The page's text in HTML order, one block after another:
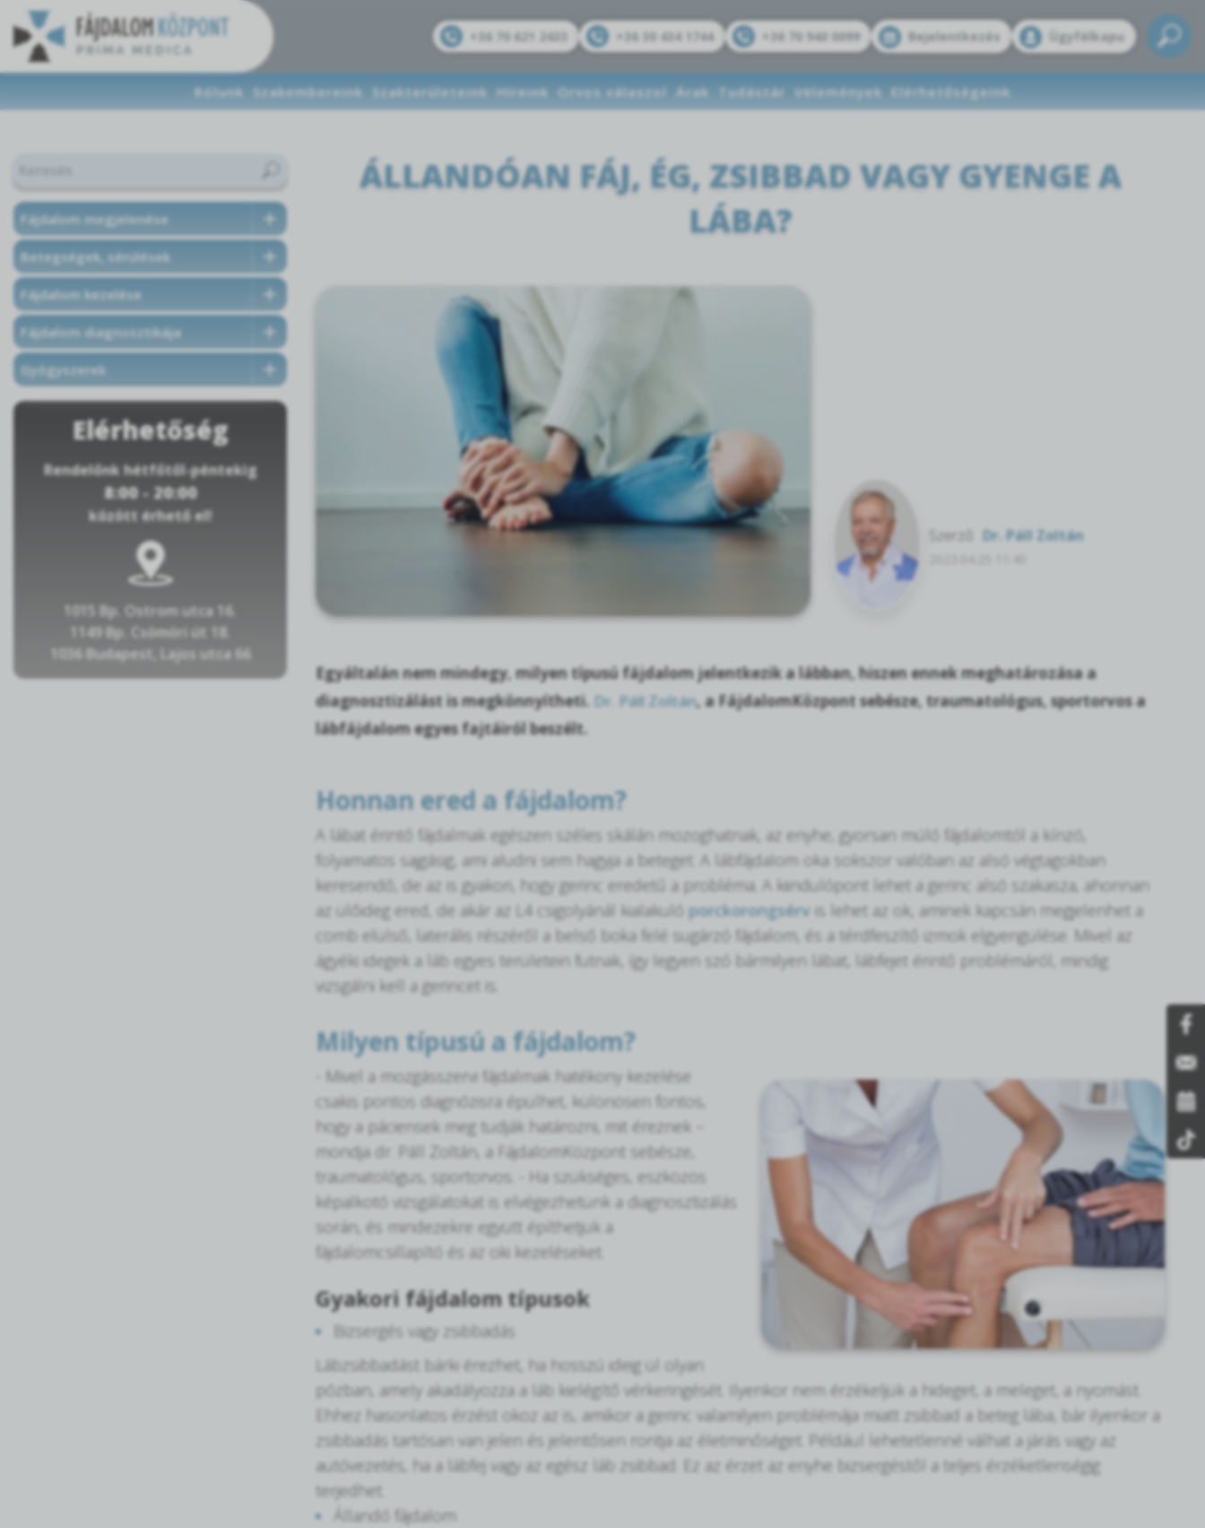
+36 70 621 2433 +36 30 434 1744 +36 70 940 0099 Bejelentkezés Ügyfélkapu
Rólunk Szakembereink Szakterületeink Híreink Orvos válaszol Árak Tudástár Vélemények Elérhetőségeink
Fájdalom megjelenése
Betegségek, sérülések
Fájdalom kezelése
Fájdalom diagnosztikája
Gyógyszerek
Elérhetőség
Rendelőnk hétfőtől-péntekig
8:00 - 20:00
között érhető el!
1015 Bp. Ostrom utca 16.
1149 Bp. Csömöri út 18.
1036 Budapest, Lajos utca 66
ÁLLANDÓAN FÁJ, ÉG, ZSIBBAD VAGY GYENGE A
LÁBA?
Szerző: Dr. Páll Zoltán
Egyáltalán nem mindegy, milyen típusú fájdalom jelentkezik a lábban, hiszen ennek meghatározása a
diagnosztizálást is megkönnyítheti. Dr. Páll Zoltán, a FájdalomKözpont sebésze, traumatológus, sportorvos a
lábfájdalom egyes fajtáiról beszélt.
Honnan ered a fájdalom?
A lábat érintő fájdalmak egészen széles skálán mozoghatnak, az enyhe, gyorsan múló fájdalomtól a kínzó,
folyamatos sajgásig, ami aludni sem hagyja a beteget. A lábfájdalom oka sokszor valóban az alsó végtagokban
keresendő, de az is gyakori, hogy gerinc eredetű a probléma. A kiindulópont lehet a gerinc alsó szakasza, ahonnan
az ülőideg ered, de akár az L4 csigolyánál kialakuló porckorongsérv is lehet az ok, aminek kapcsán megjelenhet a
comb elülső, laterális részéről a belső boka felé sugárzó fájdalom, és a térdfeszítő izmok elgyengülése. Mivel az
ágyéki idegek a láb egyes területein futnak, így legyen szó bármilyen lábat, lábfejet érintő problémáról, mindig
vizsgálni kell a gerincet is.
Milyen típusú a fájdalom?
- Mivel a mozgásszervi fájdalmak hatékony kezelése
csakis pontos diagnózisra épülhet, különösen fontos,
hogy a páciensek meg tudják határozni, mit éreznek –
mondja dr. Páll Zoltán, a FájdalomKözpont sebésze,
traumatológus, sportorvos. - Ha szükséges, eszközös
képalkotó vizsgálatokat is elvégezhetünk a diagnosztizálás
során, és mindezekre együtt építhetjük a
fájdalomcsillapító és az oki kezeléseket.
Gyakori fájdalom típusok
Bizsergés vagy zsibbadás
Lábzsibbadást bárki érezhet, ha hosszú ideig ül olyan
pózban, amely akadályozza a láb kielégítő vérkeringését. Ilyenkor nem érzékeljük a hideget, a meleget, a nyomást.
Ehhez hasonlatos érzést okoz az is, amikor a gerinc valamilyen problémája miatt zsibbad a beteg lába, bár ilyenkor a
zsibbadás tartósan van jelen és jelentősen rontja az életminőséget. Például lehetetlenné válhat a járás vagy az
autóvezetés, ha a lábfej vagy az egész láb zsibbad. Ez az érzet az enyhe bizsergéstől a teljes érzéketlenségig
terjedhet.
Állandó fájdalom